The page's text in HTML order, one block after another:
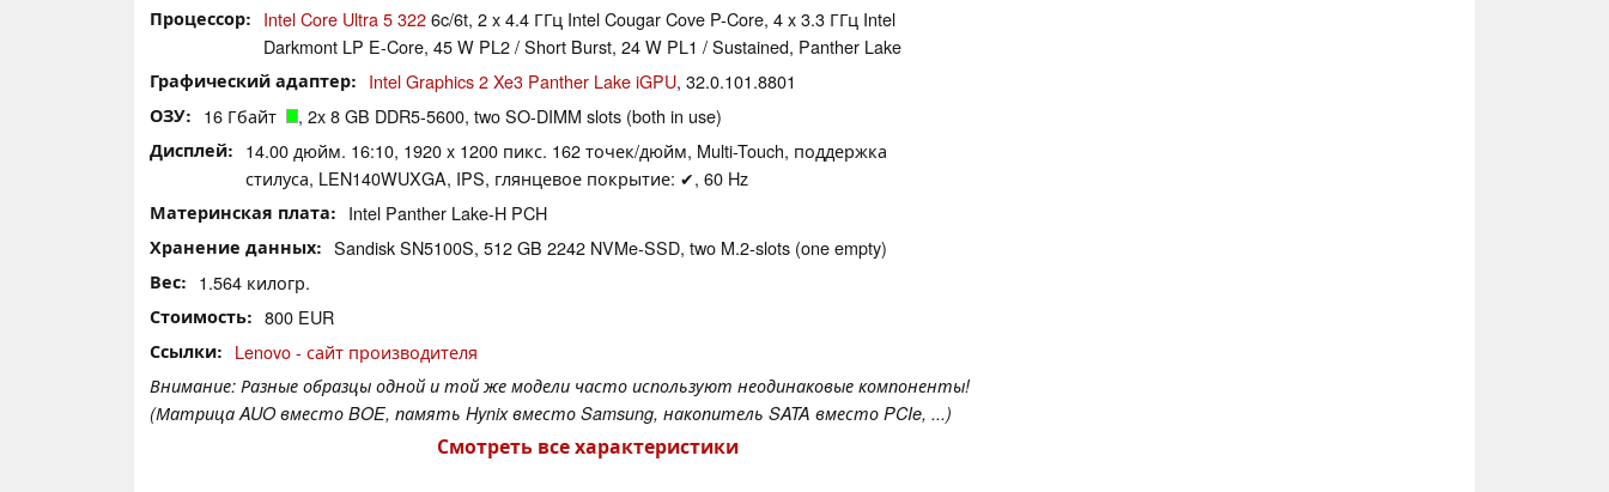
Процессор
Intel Core Ultra 5 3226c/6t, 2 x 4.4 ГГц Intel Cougar Cove P-Core, 4 x 3.3 ГГц Intel
Darkmont LP E-Core, 45 W PL2 / Short Burst, 24 W PL1 / Sustained, Panther Lake
Графический адаптер Intel Graphics 2 Xe3 Panther Lake iGPU, 32.0.101.8801
ОЗУ 16 Гбайт , 2x 8 GB DDR5-5600, two SO-DIMM slots (both in use)
Дисплей
14.00 дюйм. 16:10, 1920 x 1200 пикс. 162 точек/дюйм, Multi-Touch, поддержка
стилуса, LEN140WUXGA, IPS, глянцевое покрытие: ✔, 60 Hz
Материнская плата Intel Panther Lake-H PCH
Хранение данных Sandisk SN5100S, 512 GB 2242 NVMe-SSD, two M.2-slots (one empty)
Вес 1.564 килогр.
Стоимость 800 EUR
Ссылки Lenovo - сайт производителя
Внимание: Разные образцы одной и той же модели часто используют неодинаковые компоненты!
(Матрица AUO вместо BOE, память Hynix вместо Samsung, накопитель SATA вместо PCIe, ...)
Смотреть все характеристики